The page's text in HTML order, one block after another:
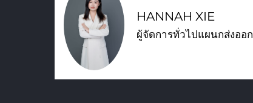
HANNAH XIE
ผู้จัดการทั่วไปแผนกส่งออก